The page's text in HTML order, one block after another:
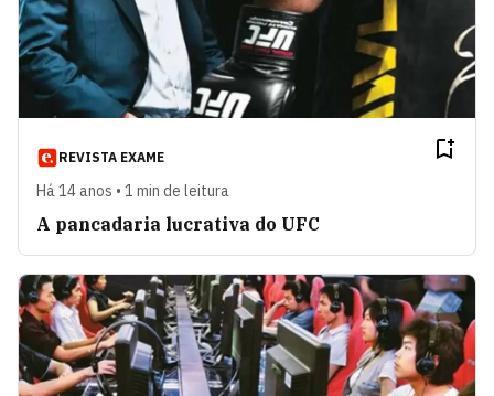
REVISTA EXAME
Há 14 anos • 1 min de leitura
A pancadaria lucrativa do UFC